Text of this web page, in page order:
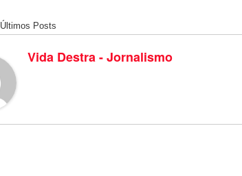
Últimos Posts
Vida Destra - Jornalismo